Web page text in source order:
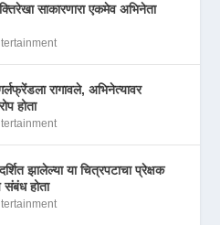
साकारणारा एकमेव अभिनेता
रागावले, अभिनेत्यावर
होता
झालेल्या या चित्रपटाचा प्रेक्षक
संबंध होता